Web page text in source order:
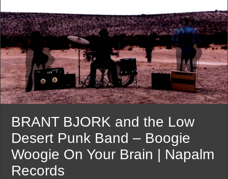
BRANT BJORK and the Low
Desert Punk Band – Boogie
Woogie On Your Brain | Napalm
Records